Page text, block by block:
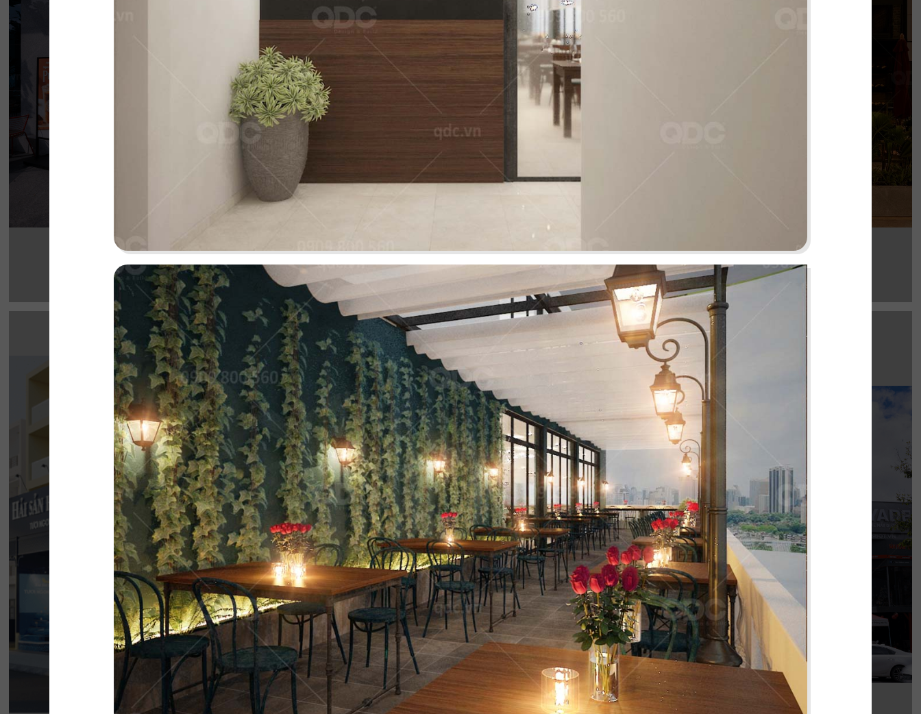
HIGHLANDS COFFEE
Highlands Sunwah do QDC Design & Build thi công sở hữu
không gian hai mặt tiền rộng rãi cùng phong cách thiết kế
hiện đại, sang trọng.
Chi tiết
El Gaucho Lotte Mall hứa hẹn là điểm đến lý tưởng cho trải
nghiệm ẩm thực Âu đỉnh cao mang phong cách công
HẢI SẢN HOÀNG GIA
Đội ngũ thiết kế QDC đã khéo léo kết hợp nét đặc trưng
phong cách Địa Trung Hải với vẻ đẹp thanh lịch, sang trọng
của Indochine
Chi tiết
KOI THÉ
QDC rất hân hạnh khi được đồng hành cùng chủ đầu tư cho
dự án tổng thầu thi công chi nhánh KOI Thé đầu tiên tại Biên
Hòa, Đồng Nai.
Chi tiết